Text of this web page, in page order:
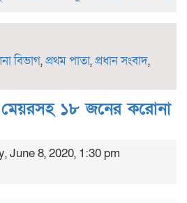
বিভাগ,প্রথম পাতা,প্রধান সংবাদ,
১৮ জনের করোনা
June 8, 2020, 1:30 pm